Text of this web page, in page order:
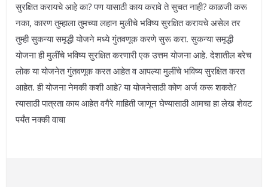
सुरक्षित करायचे आहे का? पण यासाठी काय करावे ते सुचत नाही? काळजी करू
नका, कारण तुम्हाला तुमच्या लहान मुलीचे भविष्य सुरक्षित करायचे असेल तर
तुम्ही सुकन्या समृद्धी योजने मध्ये गुंतवणूक करणे सुरू करा. सुकन्या समृद्धी
योजना ही मुलींचे भविष्य सुरक्षित करणारी एक उत्तम योजना आहे. देशातील बरेच
लोक या योजनेत गुंतवणूक करत आहेत व आपल्या मुलींचे भविष्य सुरक्षित करत
आहेत. ही योजना नेमकी कशी आहे? या योजनेसाठी कोण अर्ज करू शकते?
त्यासाठी पात्रता काय आहेत वगैरे माहिती जाणून घेण्यासाठी आमचा हा लेख शेवट
पर्यंत नक्की वाचा